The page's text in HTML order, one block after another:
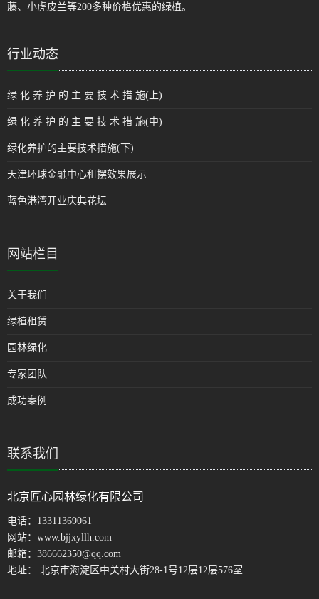
藤、小虎皮兰等200多种价格优惠的绿植。
行业动态
绿 化 养 护 的 主 要 技 术 措 施(上)
绿 化 养 护 的 主 要 技 术 措 施(中)
绿化养护的主要技术措施(下)
天津环球金融中心租摆效果展示
蓝色港湾开业庆典花坛
网站栏目
关于我们
绿植租赁
园林绿化
专家团队
成功案例
联系我们
北京匠心园林绿化有限公司
电话： 13311369061
网站： www.bjjxyllh.com
邮箱： 386662350@qq.com
地址： 北京市海淀区中关村大街28-1号12层12层576室